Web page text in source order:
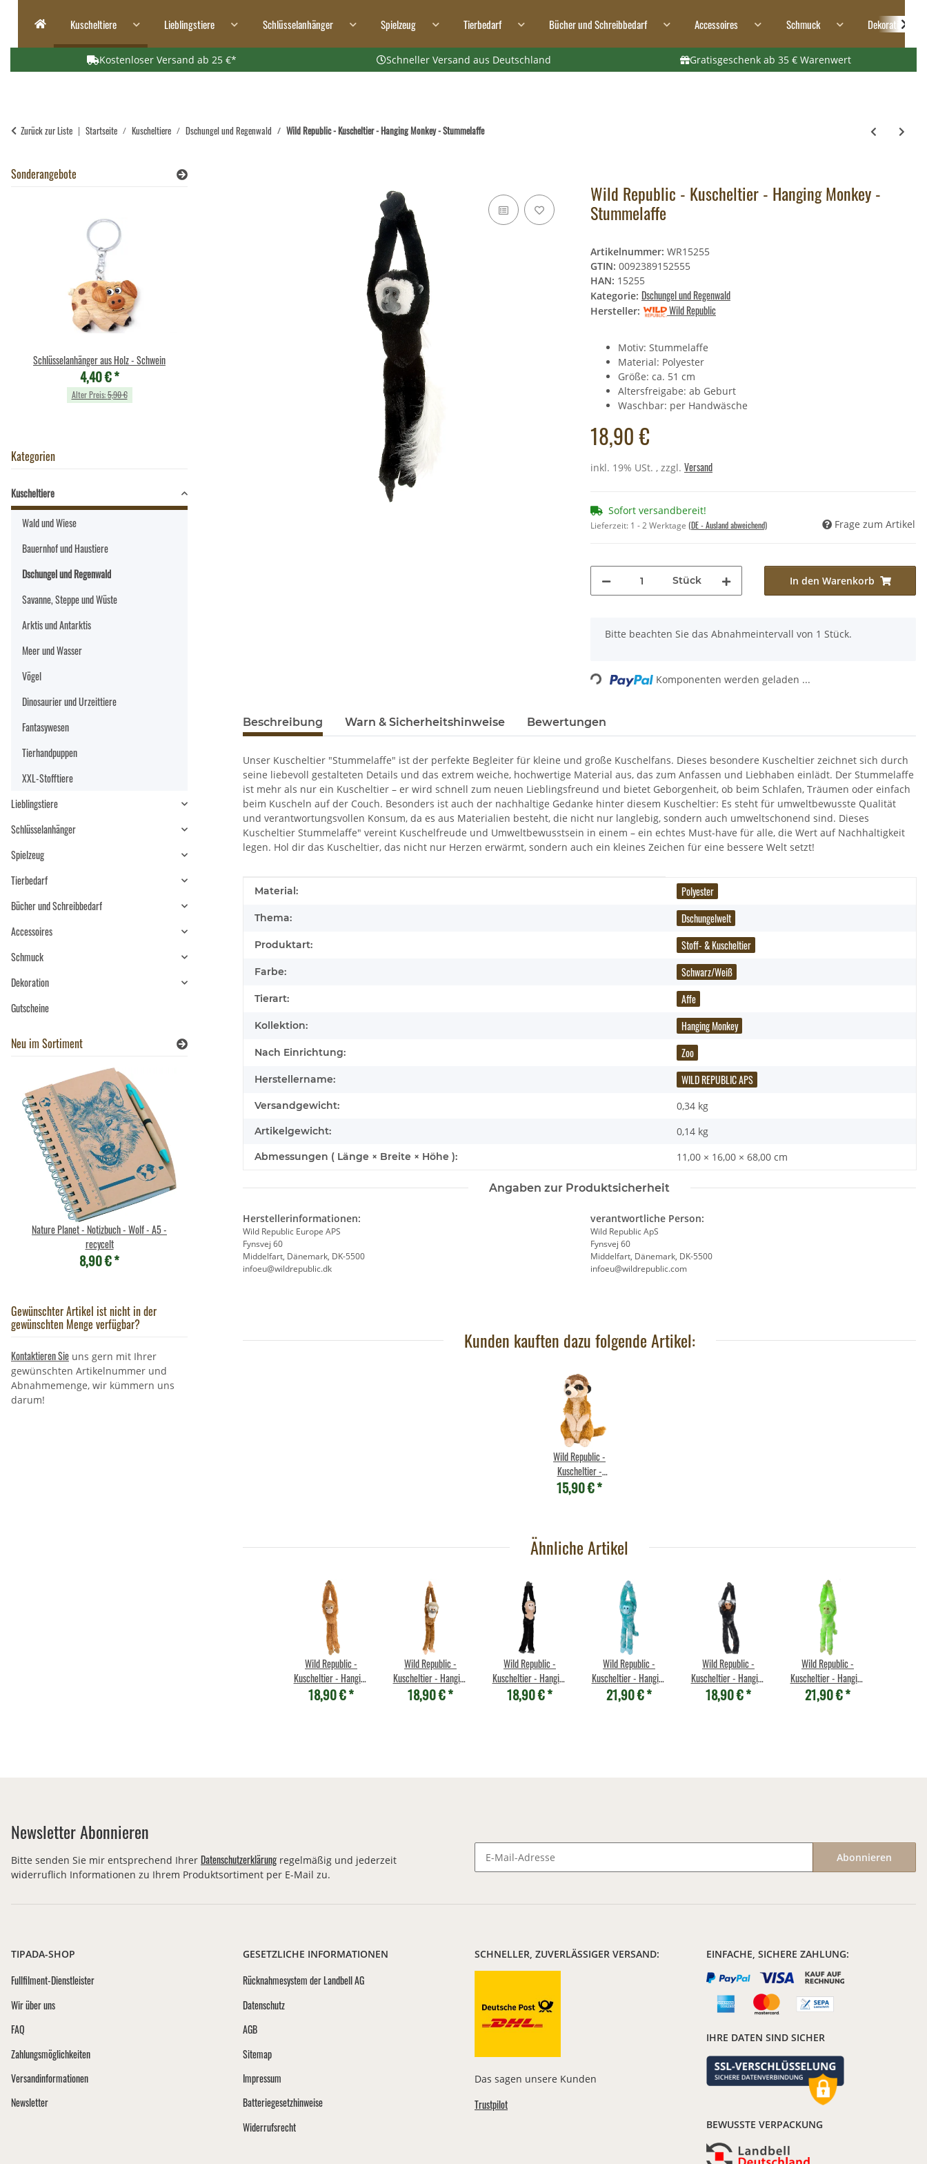
Kuscheltiere Lieblingstiere Schlüsselanhänger Spielzeug Tierbedarf Bücher und Schreibbedarf Accessoires Schmuck Dekoration
Kostenloser Versand ab 25 €* Schneller Versand aus Deutschland Gratisgeschenk ab 35 € Warenwert
Zurück zur Liste Startseite Kuscheltiere Dschungel und Regenwald Wild Republic - Kuscheltier - Hanging Monkey - Stummelaffe
Wild Republic - Kuscheltier - Hanging Monkey -
Stummelaffe
Artikelnummer: WR15255
GTIN: 0092389152555
HAN: 15255
Kategorie: Dschungel und Regenwald
Hersteller: Wild Republic
Motiv: Stummelaffe
Material: Polyester
Größe: ca. 51 cm
Altersfreigabe: ab Geburt
Waschbar: per Handwäsche
18,90 €
inkl. 19% USt. , zzgl. Versand
Sofort versandbereit!
Lieferzeit: 1 - 2 Werktage (DE - Ausland abweichend) Frage zum Artikel
Stück In den Warenkorb
x
Bitte beachten Sie das Abnahmeintervall von 1 Stück.
Loading... Komponenten werden geladen ...
Beschreibung Warn & Sicherheitshinweise Bewertungen
Unser Kuscheltier "Stummelaffe" ist der perfekte Begleiter für kleine und große Kuschelfans. Dieses besondere Kuscheltier zeichnet sich durch
seine liebevoll gestalteten Details und das extrem weiche, hochwertige Material aus, das zum Anfassen und Liebhaben einlädt. Der Stummelaffe
ist mehr als nur ein Kuscheltier – er wird schnell zum neuen Lieblingsfreund und bietet Geborgenheit, ob beim Schlafen, Träumen oder einfach
beim Kuscheln auf der Couch. Besonders ist auch der nachhaltige Gedanke hinter diesem Kuscheltier: Es steht für umweltbewusste Qualität
und verantwortungsvollen Konsum, da es aus Materialien besteht, die nicht nur langlebig, sondern auch umweltschonend sind. Dieses
Kuscheltier Stummelaffe" vereint Kuschelfreude und Umweltbewusstsein in einem – ein echtes Must-have für alle, die Wert auf Nachhaltigkeit
legen. Hol dir das Kuscheltier, das nicht nur Herzen erwärmt, sondern auch ein kleines Zeichen für eine bessere Welt setzt!
Produkteigenschaft
Wert
Material: Polyester
Thema: Dschungelwelt
Produktart: Stoff- & Kuscheltier
Farbe: Schwarz/Weiß
Tierart: Affe
Kollektion: Hanging Monkey
Nach Einrichtung: Zoo
Herstellername: WILD REPUBLIC APS
Versandgewicht: 0,34 kg
Artikelgewicht: 0,14 kg
Abmessungen ( Länge × Breite × Höhe ): 11,00 × 16,00 × 68,00 cm
Angaben zur Produktsicherheit
Herstellerinformationen:
Wild Republic Europe APS
Fynsvej 60
Middelfart, Dänemark, DK-5500
infoeu@wildrepublic.dk
verantwortliche Person:
Wild Republic ApS
Fynsvej 60
Middelfart, Dänemark, DK-5500
infoeu@wildrepublic.com
Kunden kauften dazu folgende Artikel:
Wild Republic -
Kuscheltier -
Cuddlekins Mini -
Erdmännchen
15,90 €*
Ähnliche Artikel
Wild Republic -
Kuscheltier - Hanging
Monkey - Orang-Utan
18,90 €*
Wild Republic -
Kuscheltier - Hanging
Monkey -
Totenkopfaffe
18,90 €*
Wild Republic -
Kuscheltier - Hanging
Monkey -
Kapuzineraffe
18,90 €*
Wild Republic -
Kuscheltier - Hanging
Monkey - Affe Vibes
21,90 €*
Wild Republic -
Kuscheltier - Hanging
Monkey -
Marmosettenäffchen
18,90 €*
Wild Republic -
Kuscheltier - Hanging
Monkey - Affe Vibes
21,90 €*
Sonderangebote
Schlüsselanhänger aus Holz - Schwein
4,40 €*
Alter Preis:5,90 €
Schlüsselanhänger aus Holz - Schwein
Alter Preis:
Cornelissen - Kuscheltier - Fuchs rötlich,
liegend - 16 cm
6,99 €*
Alter Preis:7,90 €
Kategorien
Kuscheltiere
Wald und Wiese
Bauernhof und Haustiere
Dschungel und Regenwald
Savanne, Steppe und Wüste
Arktis und Antarktis
Meer und Wasser
Vögel
Dinosaurier und Urzeittiere
Fantasywesen
Tierhandpuppen
XXL-Stofftiere
Lieblingstiere
Schlüsselanhänger
Spielzeug
Tierbedarf
Bücher und Schreibbedarf
Accessoires
Schmuck
Dekoration
Gutscheine
Neu im Sortiment
Nature Planet - Notizbuch - Wolf - A5 -
recycelt
8,90 €*
Brixies Baustein Pferd
7,95 €
Nature Planet - Notizbuch - Wolf - A5 -
recycelt
8,90 €*
Gewünschter Artikel ist nicht in der
gewünschten Menge verfügbar?
Kontaktieren Sie uns gern mit Ihrer
gewünschten Artikelnummer und
Abnahmemenge, wir kümmern uns
darum!
Newsletter Abonnieren
Bitte senden Sie mir entsprechend Ihrer Datenschutzerklärung regelmäßig und jederzeit
widerruflich Informationen zu Ihrem Produktsortiment per E-Mail zu.
Abonnieren
TIPADA-SHOP
Fullfilment-Dienstleister
Wir über uns
FAQ
Zahlungsmöglichkeiten
Versandinformationen
Newsletter
GESETZLICHE INFORMATIONEN
Rücknahmesystem der Landbell AG
Datenschutz
AGB
Sitemap
Impressum
Batteriegesetzhinweise
Widerrufsrecht
SCHNELLER, ZUVERLÄSSIGER VERSAND:
Das sagen unsere Kunden
Trustpilot
EINFACHE, SICHERE ZAHLUNG:
IHRE DATEN SIND SICHER
BEWUSSTE VERPACKUNG